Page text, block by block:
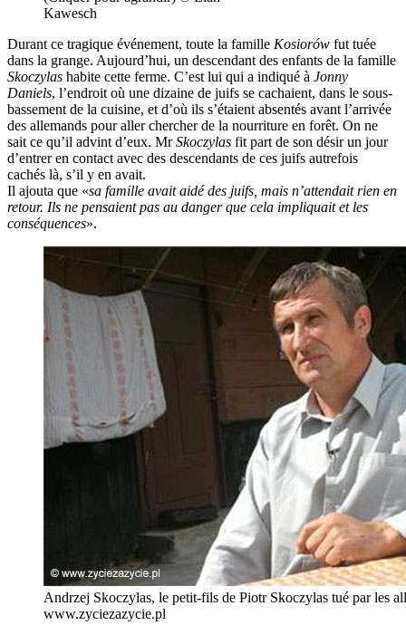
Kawesch
Durant ce tragique événement, toute la famille Kosiorów fut tuée
dans la grange. Aujourd’hui, un descendant des enfants de la famille
Skoczylas habite cette ferme. C’est lui qui a indiqué à Jonny
Daniels, l’endroit où une dizaine de juifs se cachaient, dans le sous-
bassement de la cuisine, et d’où ils s’étaient absentés avant l’arrivée
des allemands pour aller chercher de la nourriture en forêt. On ne
sait ce qu’il advint d’eux. MrSkoczylas fit part de son désir un jour
d’entrer en contact avec des descendants de ces juifs autrefois
cachés là, s’il y en avait.
Il ajouta que «sa famille avait aidé des juifs, mais n’attendait rien en
retour. Ils ne pensaient pas au danger que cela impliquait et les
conséquences».
Andrzej Skoczylas, le petit-fils de Piotr Skoczylas tué par les
www.zyciezazycie.pl